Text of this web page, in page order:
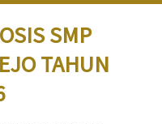
SMP
TAHUN